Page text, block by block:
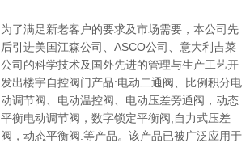
为了满足新老客户的要求及市场需要，本公司先
后引进美国江森公司、ASCO公司、意大利吉菜
公司的科学技术及国外先进的管理与生产工艺开
发出楼宇自控阀门产品:电动二通阀、比例积分电
动调节阀、电动温控阀、电动压差旁通阀，动态
平衡电动调节阀，数字锁定平衡阀,自力式压差
阀，动态平衡阀.等产品。该产品已被广泛应用于